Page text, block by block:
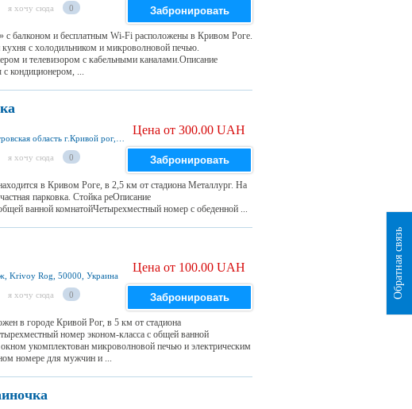
я хочу сюда 0 Забронировать
с балконом и бесплатным Wi-Fi расположены в Кривом Роге.
кухня с холодильником и микроволновой печью.
и телевизором с кабельными каналами.Описание
кондиционером, ...
я хочу сюда 0
Цена от 300.00 UAH
Забронировать
в Кривом Роге, в 2,5 км от стадиона Металлург. На
парковка. Стойка реОписание
ванной комнатойЧетырехместный номер с обеденной ...
Krivoy Rog, 50000, Украина
я хочу сюда 0
Цена от 100.00 UAH
Забронировать
в городе Кривой Рог, в 5 км от стадиона
номер эконом-класса с общей ванной
укомплектован микроволновой печью и электрическим
номере для мужчин и ...
Обратная связь